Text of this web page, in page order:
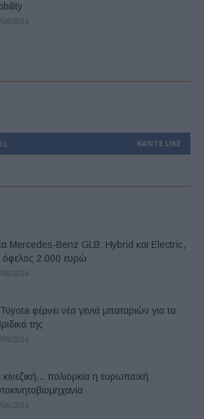
2026
ΚΆΝΤΕ LIKE
Mercedes-Benz GLB: Hybrid και Electric,
όφελος 2.000 ευρώ
08/2026
φέρνει νέα γενιά μπαταριών για τα
της
2026
κινεζική… πολιορκία η ευρωπαϊκή
2026